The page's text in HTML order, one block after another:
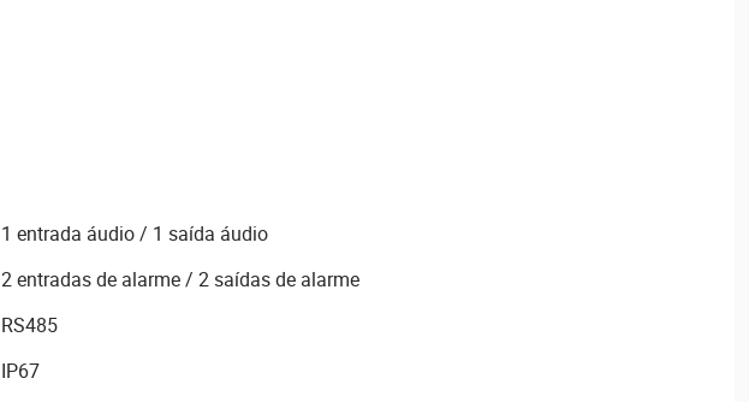
1 entrada áudio / 1 saída áudio
2 entradas de alarme / 2 saídas de alarme
RS485
IP67